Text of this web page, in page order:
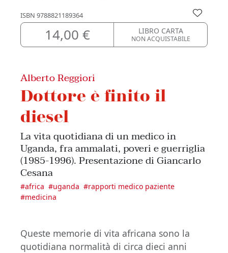
ISBN 9788821189364
14,00 € LIBRO CARTA
NON ACQUISTABILE
Alberto Reggiori
Dottore è finito il
diesel
La vita quotidiana di un medico in
Uganda, fra ammalati, poveri e guerriglia
(1985-1996). Presentazione di Giancarlo
Cesana
#africa #uganda #rapporti medico paziente
#medicina
Queste memorie di vita africana sono la
quotidiana normalità di circa dieci anni